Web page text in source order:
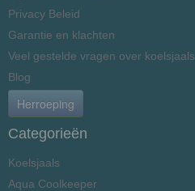
Privacy Beleid
Garantie en klachten
Veel gestelde vragen over koelsjaals
Blog
Herroeping
Categorieën
Koelsjaals
Aqua Coolkeeper